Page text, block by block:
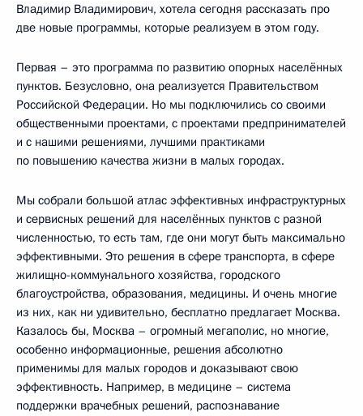
Владимир Владимирович, хотела сегодня рассказать про
две новые программы, которые реализуем в этом году.
Первая – это программа по развитию опорных населённых
пунктов. Безусловно, она реализуется Правительством
Российской Федерации. Но мы подключились со своими
общественными проектами, с проектами предпринимателей
и с нашими решениями, лучшими практиками
по повышению качества жизни в малых городах.
Мы собрали большой атлас эффективных инфраструктурных
и сервисных решений для населённых пунктов с разной
численностью, то есть там, где они могут быть максимально
эффективными. Это решения в сфере транспорта, в сфере
жилищно-коммунального хозяйства, городского
благоустройства, образования, медицины. И очень многие
из них, как ни удивительно, бесплатно предлагает Москва.
Казалось бы, Москва – огромный мегаполис, но многие,
особенно информационные, решения абсолютно
применимы для малых городов и доказывают свою
эффективность. Например, в медицине – система
поддержки врачебных решений, распознавание